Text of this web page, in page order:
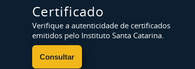
Certificado
Verifique a autenticidade de certificados
emitidos pelo Instituto Santa Catarina.
Consultar